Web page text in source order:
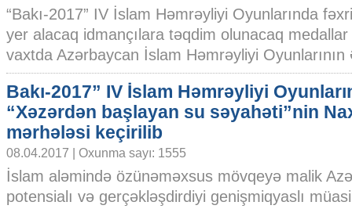
“Bakı-2017” IV İslam Həmrəyliyi Oyunlarında
yer alacaq idmançılara təqdim olunacaq medallar
vaxtda Azərbaycan İslam Həmrəyliyi
Bakı-2017” IV İslam Həmrəyliyi
“Xəzərdən başlayan su səyahəti”nin
mərhələsi keçirilib
08.04.2017 | Oxunma sayı: 1555
İslam aləmində özünəməxsus mövqeyə malik
potensialı və gerçəkləşdirdiyi genişmiqyaslı